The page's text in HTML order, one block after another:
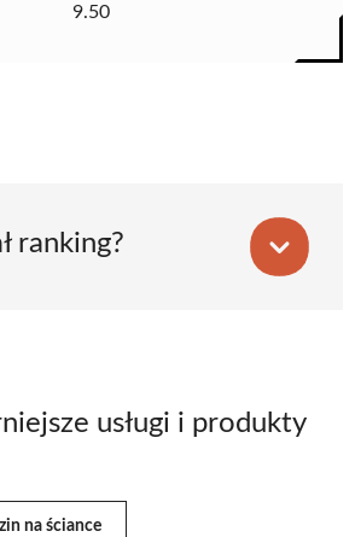
9.50
ranking?
usługi i produkty
na ściance